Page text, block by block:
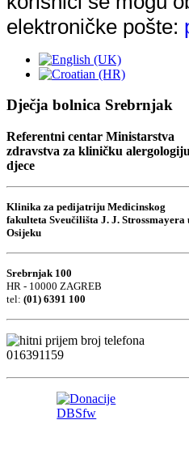
elektroničke pošte:
Dječja bolnica Srebrnjak
Referentni centar Ministarstva
zdravstva za kliničku alergologiju
djece
Klinika za pedijatriju Medicinskog
fakulteta Sveučilišta J. J. Strossmayera
Osijeku
Srebrnjak 100
HR - 10000 ZAGREB
tel: (01) 6391 100